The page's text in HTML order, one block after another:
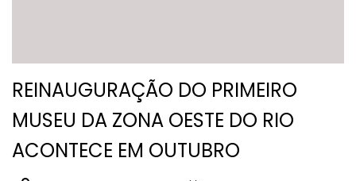
REINAUGURAÇÃO DO PRIMEIRO
MUSEU DA ZONA OESTE DO RIO
ACONTECE EM OUTUBRO